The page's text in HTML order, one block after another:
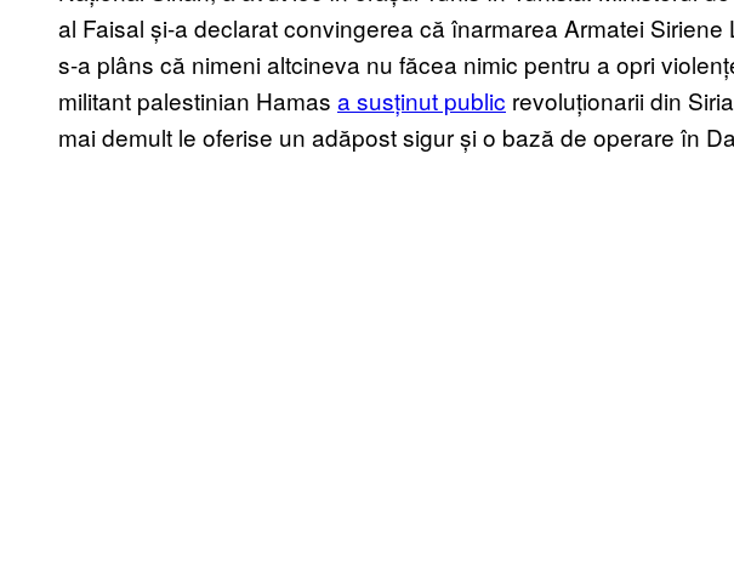
al Faisal și-a declarat convingerea că înarmarea Armatei
s-a plâns că nimeni altcineva nu făcea nimic pentru a opri
militant palestinian Hamas a susținut public revoluționarii din
mai demult le oferise un adăpost sigur și o bază de operare în